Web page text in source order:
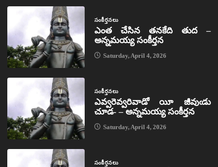
సంకీర్తనలు
ఎంత చేసిన తనకేది తుద –
అన్నమయ్య సంకీర్తన
Saturday, April 4, 2026
సంకీర్తనలు
ఎవ్వరెవ్వరివాడో యీ జీవుఁడు
చూడ- – అన్నమయ్య సంకీర్తన
Saturday, April 4, 2026
సంకీర్తనలు